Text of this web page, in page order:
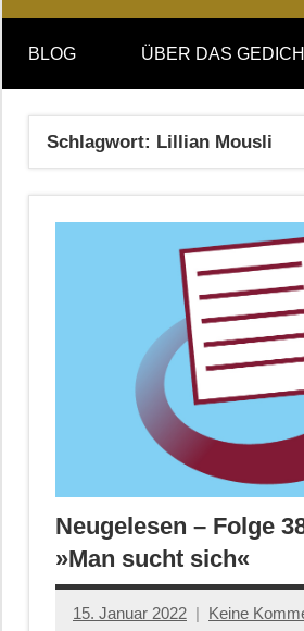
DAS
GEDICHT
blog
DAS
GEDICHT.
Zeitschrift
BLOG ÜBER DAS
Schlagwort: Lillian Mousli
Neugelesen – Folge
»Man sucht sich«
15. Januar 2022 Keine